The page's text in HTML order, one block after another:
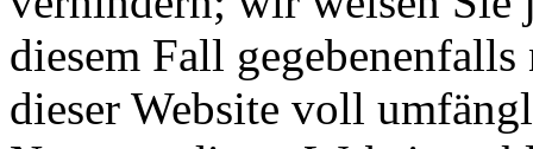
diesem Fall
dieser Website voll